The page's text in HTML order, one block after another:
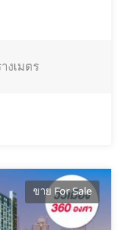
งเมตร
ขาย For Sale